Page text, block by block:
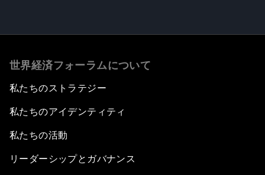
世界経済フォーラムについて
私たちのストラテジー
私たちのアイデンティティ
私たちの活動
リーダーシップとガバナンス